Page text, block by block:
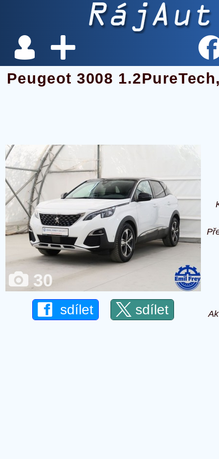
Peugeot 3008
30
sdílet sdílet